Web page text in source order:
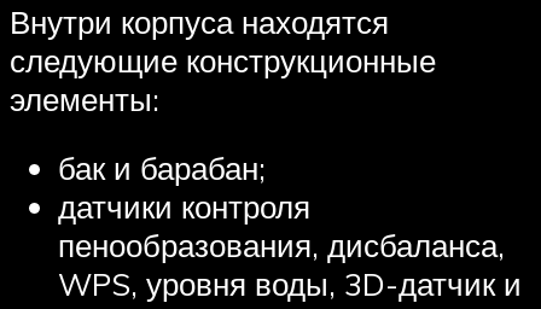
Внутри корпуса находятся
следующие конструкционные
элементы:
бак и барабан;
датчики контроля
пенообразования, дисбаланса,
WPS, уровня воды, 3D-датчик и